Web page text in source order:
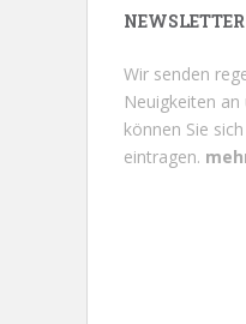
NEWSLETTER
Wir senden
Neuigkeiten
können Sie
eintragen.